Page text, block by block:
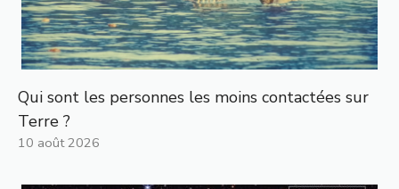
Qui sont les personnes les moins contactées sur
Terre ?
10 août 2026